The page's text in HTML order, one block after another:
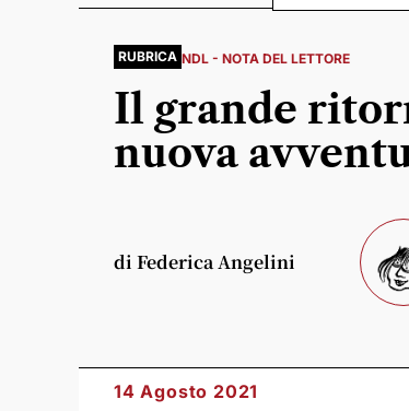
RUBRICA NDL - NOTA DEL LETTORE
Il grande
nuova
di Federica Angelini
14 Agosto 2021